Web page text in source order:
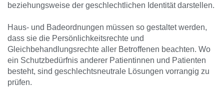
beziehungsweise der geschlechtlichen Identität darstellen.
Haus- und Badeordnungen müssen so gestaltet werden,
dass sie die Persönlichkeitsrechte und
Gleichbehandlungsrechte aller Betroffenen beachten. Wo
ein Schutzbedürfnis anderer Patientinnen und Patienten
besteht, sind geschlechtsneutrale Lösungen vorrangig zu
prüfen.